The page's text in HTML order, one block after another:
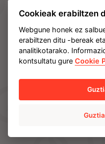
Mezu elektroniko bidezko
onartzen dut. Edozein
dezakezu gure mezu
estekaren bidez.
Manage
Cookieak erabiltzen
Webgune honek ez
erabiltzen ditu -bereak
analitikotarako.
kontsultatu gureCookie